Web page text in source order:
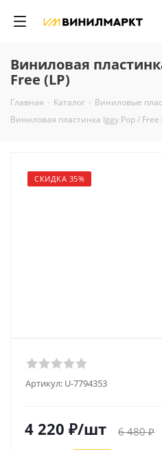
Виниловая
Free (LP)
Главная - Каталог - Виниловые
Виниловая пластинка Iggy Pop / Free
СКИДКА 35%
Артикул: U-7794353
4 220 ₽/шт 6 480₽